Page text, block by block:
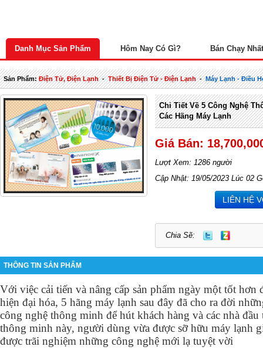
Danh Mục Sản Phẩm Hôm Nay Có Gì? Bán Chạy Nhất
Sản Phẩm:Điện Tử, Điện Lạnh-Thiết Bị Điện Tử - Điện Lạnh-Máy Lạnh - Điều
Chi Tiết Về 5 Công Nghệ
Các Hãng Máy Lạnh
Giá Bán:
Lượt Xem: 1286 người
Cập Nhật: 19/05/2023 Lúc 02
LIÊN HỆ
Chia Sẽ:
THÔNG TIN SẢN PHẨM
Với việc cải tiến và nâng cấp sản phẩm ngày một tốt hơn
hiện đại hóa, 5 hãng máy lạnh sau đây đã cho ra đời
công nghệ thông minh để hút khách hàng và các nhà
thông minh này, người dùng vừa được sỡ hữu máy lạnh
được trãi nghiệm những công nghệ mới lạ tuyệt vời